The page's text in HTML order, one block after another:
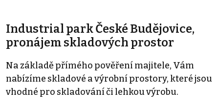
Industrial park České Budějovice,
pronájem skladových prostor
Na základě přímého pověření majitele, Vám
nabízíme skladové a výrobní prostory, které jsou
vhodné pro skladování či lehkou výrobu.